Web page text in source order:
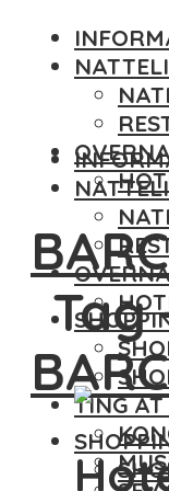
TING
Tag